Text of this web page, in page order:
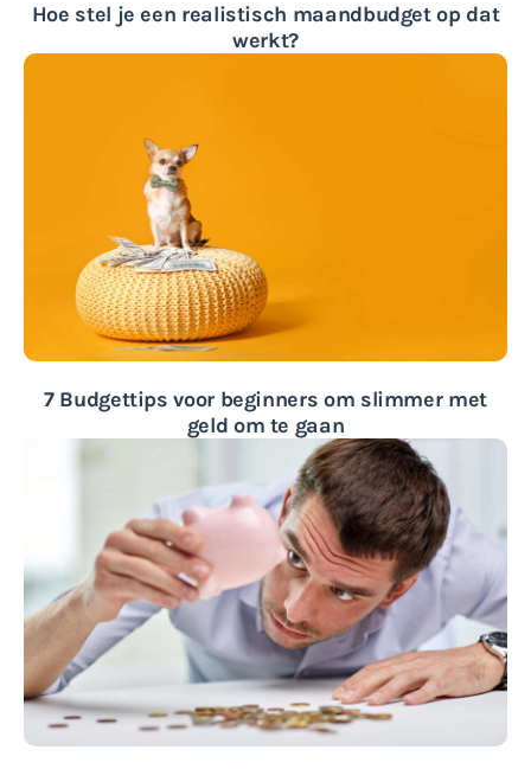
Hoe stel je een realistisch maandbudget op dat
werkt?
7 Budgettips voor beginners om slimmer met
geld om te gaan